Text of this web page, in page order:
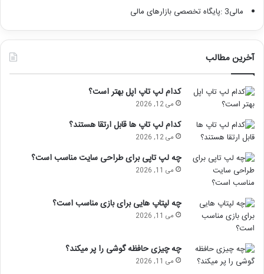
مالی3 :پایگاه تخصصی بازارهای مالی
آخرین مطالب
کدام لپ تاپ اپل بهتر است؟
می 12, 2026
کدام لپ تاپ ها قابل ارتقا هستند؟
می 12, 2026
چه لپ تاپی برای طراحی سایت مناسب است؟
می 11, 2026
چه لپتاپ هایی برای بازی مناسب است؟
می 11, 2026
چه چیزی حافظه گوشی را پر میکند؟
می 11, 2026